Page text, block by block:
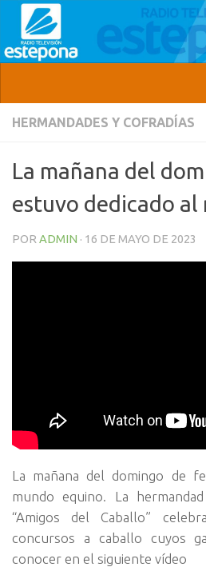
HERMANDADES Y COFRADÍAS
La mañana del
estuvo dedicado al
POR ADMIN · 16 DE MAYO DE 2023
La mañana del domingo de
mundo equino. La
“Amigos del Caballo”
concursos a caballo cuyos
conocer en el siguiente vídeo